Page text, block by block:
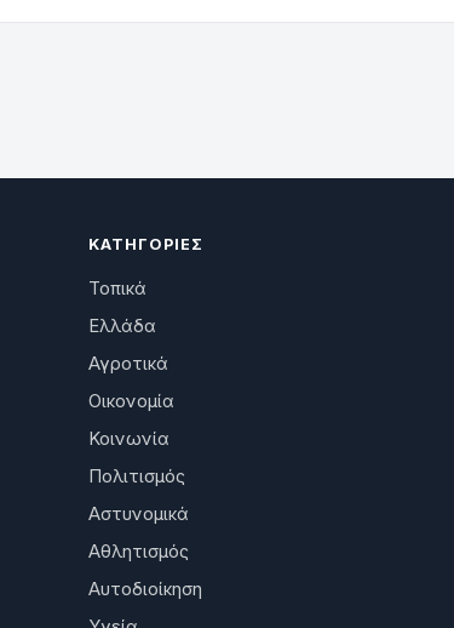
ΚΑΤΗΓΟΡΊΕΣ
Τοπικά
Ελλάδα
Αγροτικά
Οικονομία
Κοινωνία
Πολιτισμός
Αστυνομικά
Αθλητισμός
Αυτοδιοίκηση